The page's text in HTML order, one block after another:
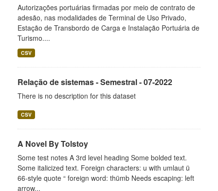
Autorizações portuárias firmadas por meio de contrato de
adesão, nas modalidades de Terminal de Uso Privado,
Estação de Transbordo de Carga e Instalação Portuária de
Turismo....
CSV
Relação de sistemas - Semestral - 07-2022
There is no description for this dataset
CSV
A Novel By Tolstoy
Some test notes A 3rd level heading Some bolded text.
Some italicized text. Foreign characters: u with umlaut ü
66-style quote “ foreign word: thümb Needs escaping: left
arrow...